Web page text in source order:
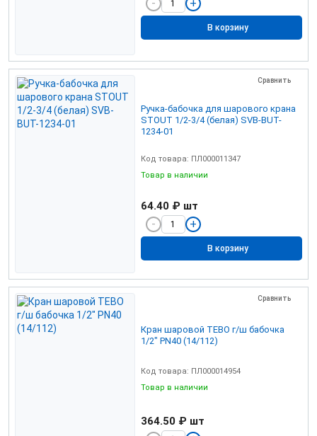
В корзину
Сравнить
Ручка-бабочка для шарового крана
STOUT 1/2-3/4 (белая) SVB-BUT-
1234-01
Код товара: ПЛ000011347
Товар в наличии
64.40 ₽ шт
В корзину
Сравнить
Кран шаровой TEBO г/ш бабочка
1/2" PN40 (14/112)
Код товара: ПЛ000014954
Товар в наличии
364.50 ₽ шт